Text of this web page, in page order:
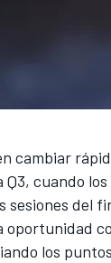
cambiar
cuando
sesiones del
los